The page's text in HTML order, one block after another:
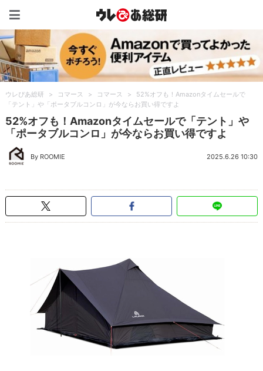
ウレぴあ総研 > コマース > コマース >
52%オフも！Amazonタイムセールで
「テント」や「ポータブルコンロ」が今ならお買い得ですよ
52%オフも！Amazonタイムセールで「テント」や
「ポータブルコンロ」が今ならお買い得ですよ
By ROOMIE 2025.6.26 10:30